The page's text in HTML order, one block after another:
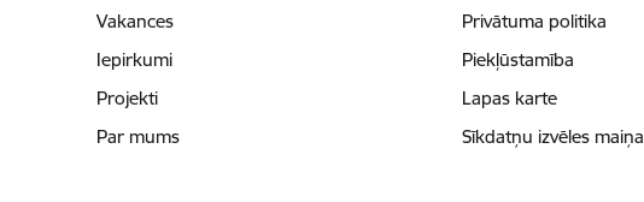
Vakances
Iepirkumi
Projekti
Par mums
Privātuma politika
Piekļūstamība
Lapas karte
Sīkdatņu izvēles maiņa